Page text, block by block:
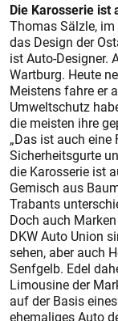
Die Karosserie ist
Thomas Sälzle,
das Design der
ist Auto-Designer.
Wartburg. Heute
Meistens fahre er
Umweltschutz
die meisten ihre
„Das ist auch eine
Sicherheitsgurte
die Karosserie ist
Gemisch aus
Trabants
Doch auch
DKW Auto Union
sehen, aber auch
Senfgelb. Edel
Limousine der
auf der Basis
ehemaliges Auto